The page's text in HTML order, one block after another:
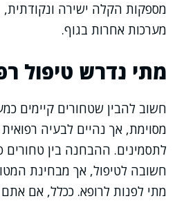
מספקות הקלה ישירה
מערכות אחרות בגוף.
מתי נדרש טיפול
חשוב להבין שטחורים קיימים
מסוימת, אך נהיים לבעיה
לתסמינים. ההבחנה בין טחורים
חשובה לטיפול, אך מבחינת
מתי לפנות לרופא. ככלל, אם אתם